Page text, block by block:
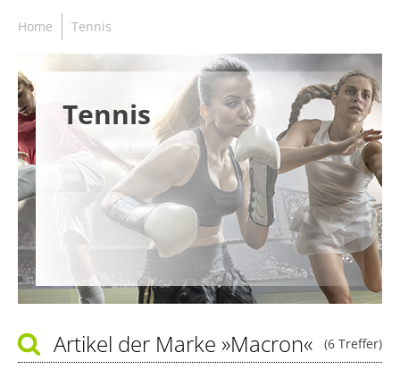
Home Tennis
Tennis
(6 Treffer)
Artikel der Marke »Macron«